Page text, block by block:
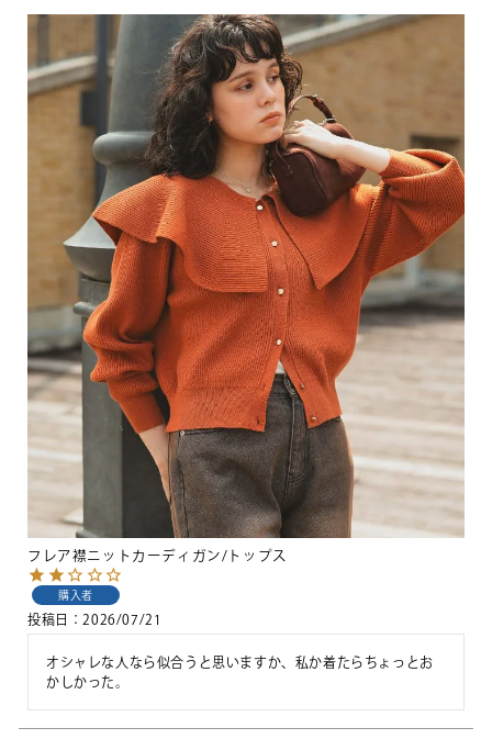
フレア襟ニットカーディガン/トップス
購入者
投稿日 2026/07/21
オシャレな人なら似合うと思いますか、私か着たらちょっとお
かしかった。